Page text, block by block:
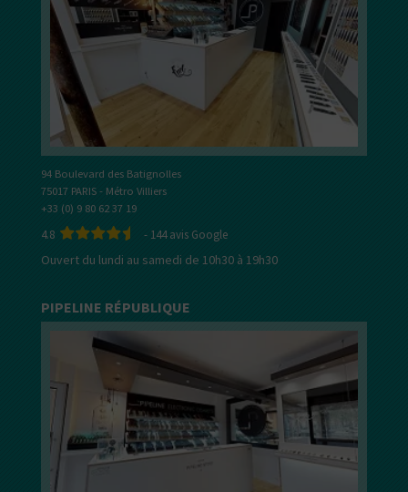
94 Boulevard des Batignolles
75017 PARIS - Métro Villiers
+33 (0) 9 80 62 37 19
4.8 - 144avis Google
Ouvert du lundi au samedi de 10h30 à 19h30
PIPELINE RÉPUBLIQUE